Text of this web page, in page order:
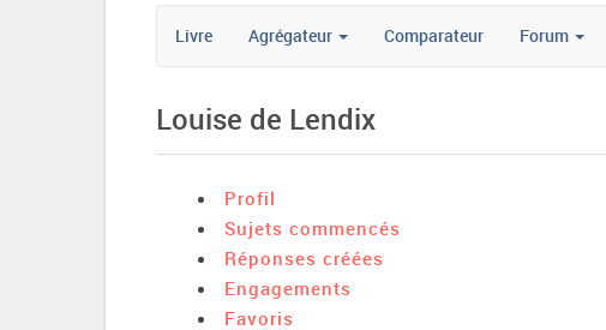
Livre Agrégateur Comparateur Forum
Louise de Lendix
Profil
Sujets commencés
Réponses créées
Engagements
Favoris